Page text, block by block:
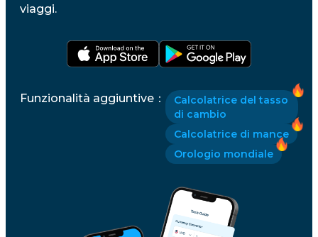
viaggi.
Funzionalità aggiuntive ：
Calcolatrice del tasso
di cambio
Calcolatrice di mance
Orologio mondiale